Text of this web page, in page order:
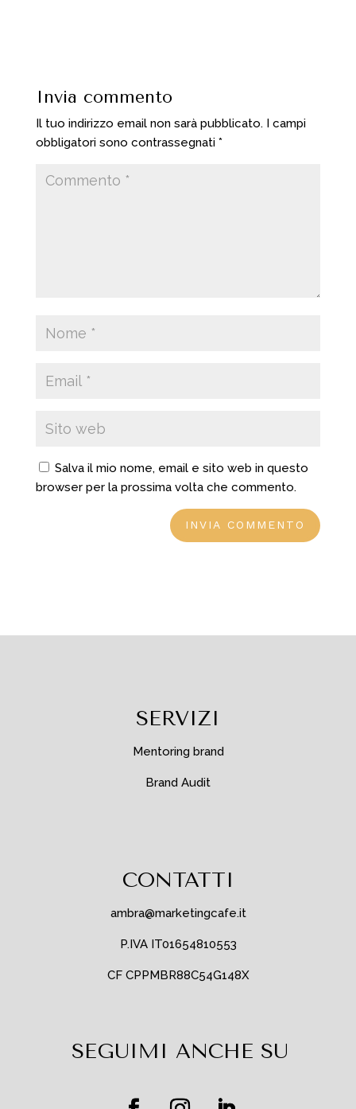
Invia commento
Il tuo indirizzo email non sarà pubblicato. I campi
obbligatori sono contrassegnati *
Salva il mio nome, email e sito web in questo
browser per la prossima volta che commento.
SERVIZI
Mentoring brand
Brand Audit
CONTATTI
ambra@marketingcafe.it
P.IVA IT01654810553
CF CPPMBR88C54G148X
SEGUIMI ANCHE SU